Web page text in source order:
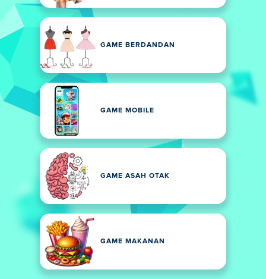
GAME BERDANDAN
GAME MOBILE
GAME ASAH OTAK
GAME MAKANAN